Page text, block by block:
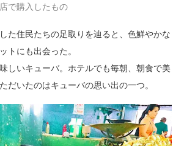
で購入したもの
た住民たちの足取りを辿ると、色鮮やかな
トにも出会った。
しいキューバ。ホテルでも毎朝、朝食で美
だいたのはキューバの思い出の一つ。